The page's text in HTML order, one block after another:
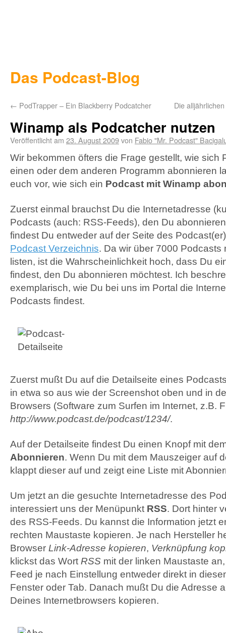
Das Podcast-Blog
← PodTrapper – Ein Blackberry Podcatcher Die
Winamp als Podcatcher nutzen
Veröffentlicht am 23. August 2009von Fabio "Mr. Podcast"
Wir bekommen öfters die Frage gestellt, wie sich
einen oder dem anderen Programm abonnieren
euch vor, wie sich ein Podcast mit Winamp
Zuerst einmal brauchst Du die Internetadresse
Podcasts (auch: RSS-Feeds), den Du
findest Du entweder auf der Seite des
Podcast Verzeichnis. Da wir über 7000 Podcasts
listen, ist die Wahrscheinlichkeit hoch, dass Du
findest, den Du abonnieren möchtest. Ich
exemplarisch, wie Du bei uns im Portal die
Podcasts findest.
Zuerst mußt Du auf die Detailseite eines
in etwa so aus wie der Screenshot oben und in
Browsers (Software zum Surfen im Internet, z.B.
http://www.podcast.de/podcast/1234/.
Auf der Detailseite findest Du einen Knopf mit
Abonnieren. Wenn Du mit dem Mauszeiger auf
klappt dieser auf und zeigt eine Liste mit
Um jetzt an die gesuchte Internetadresse des
interessiert uns der Menüpunkt RSS. Dort hinter
des RSS-Feeds. Du kannst die Information jetzt
rechten Maustaste kopieren. Je nach Hersteller
Browser Link-Adresse kopieren, Verknüpfung
klickst das Wort RSS mit der linken Maustaste
Feed je nach Einstellung entweder direkt in
Fenster oder Tab. Danach mußt Du die Adresse
Deines Internetbrowsers kopieren.